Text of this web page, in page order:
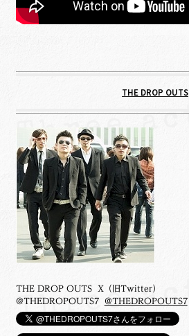
THE DROP OUTS
THE DROP OUTS X（旧Twitter）
@THEDROPOUTS7 @THEDROPOUTS7